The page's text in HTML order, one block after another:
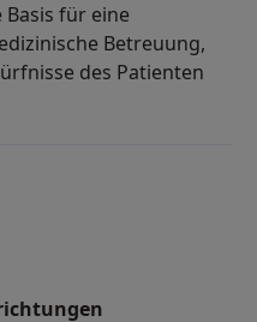
für eine
Betreuung,
des Patienten